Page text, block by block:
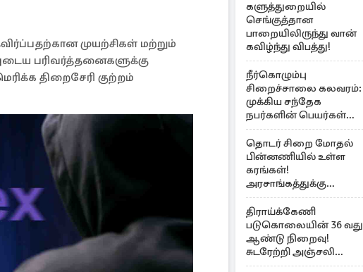
முயற்சிகள் மற்றும்
பரிவர்த்தனைகளுக்கு
திறைசேரி குற்றம்
களுத்துறையில்
செங்குத்தான
பாறையிலிருந்து வான்
கவிழ்ந்து விபத்து!
நீர்கொழும்பு
சிறைச்சாலை கலவரம்:
முக்கிய சந்தேக
நபர்களின் பெயர்கள்
நீதிமன்றில் சமர்ப்பிப்பு!
தொடர் சிறை மோதல்
பின்னணியில் உள்ள
கரங்கள்!
அரசாங்கத்துக்கு
கிடைத்த புலனாய்வு
தகவல்
திராய்க்கேணி
படுகொலையின் 36 வது
ஆண்டு நிறைவு!
சுடரேற்றி அஞ்சலி
செலுத்திய மக்கள்